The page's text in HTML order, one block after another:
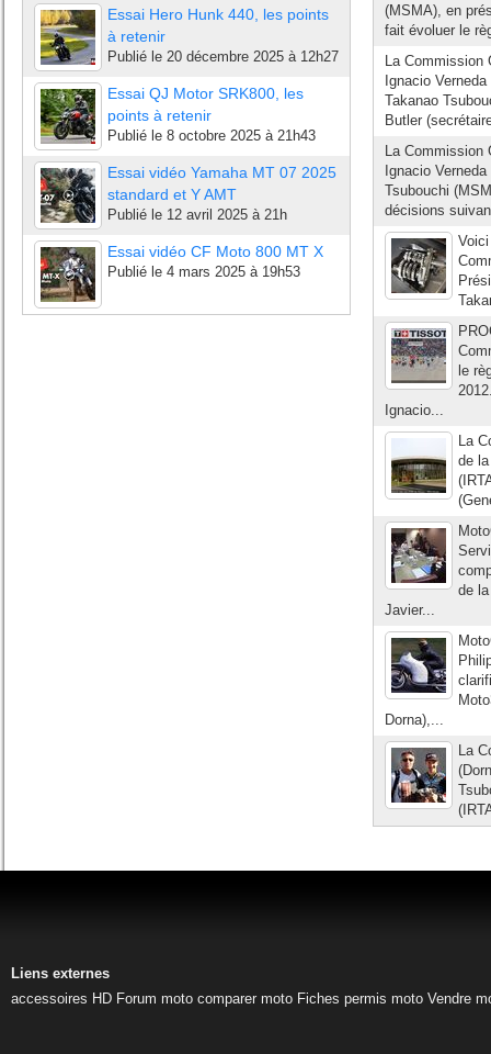
Essai Hero Hunk 440, les points
à retenir
Publié le 20 décembre 2025 à 12h27
Essai QJ Motor SRK800, les
points à retenir
Publié le 8 octobre 2025 à 21h43
Essai vidéo Yamaha MT 07 2025
standard et Y AMT
Publié le 12 avril 2025 à 21h
Essai vidéo CF Moto 800 MT X
Publié le 4 mars 2025 à 19h53
(MSMA), en
fait évoluer le
La Commission
Ignacio
Takanao
Butler
La Commission
Ignacio
Tsubouchi
décisions
le
Ignacio...
La
de
de
Javier...
Dorna),...
La
Liens externes
accessoires HD Forum moto comparer moto Fiches permis moto Vendre